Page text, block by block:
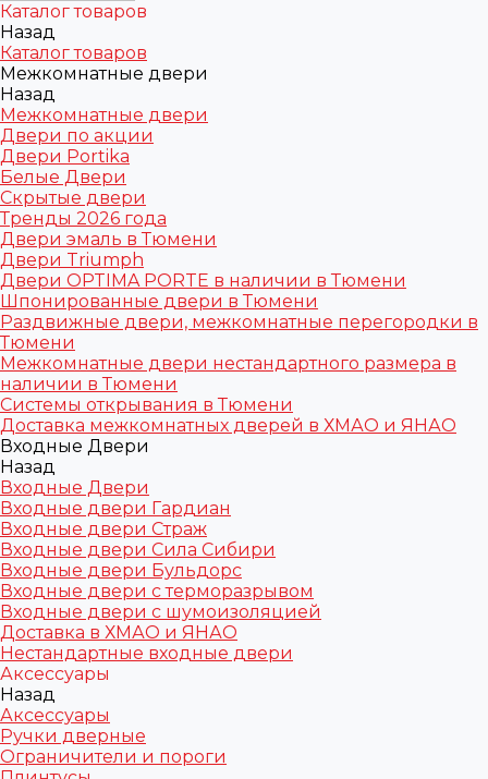
Каталог товаров
Назад
Каталог товаров
Межкомнатные двери
Назад
Межкомнатные двери
Двери по акции
Двери Portika
Белые Двери
Скрытые двери
Тренды 2026 года
Двери эмаль в Тюмени
Двери Triumph
Двери OPTIMA PORTE в наличии в Тюмени
Шпонированные двери в Тюмени
Раздвижные двери, межкомнатные перегородки в
Тюмени
Межкомнатные двери нестандартного размера в
наличии в Тюмени
Системы открывания в Тюмени
Доставка межкомнатных дверей в ХМАО и ЯНАО
Входные Двери
Назад
Входные Двери
Входные двери Гардиан
Входные двери Страж
Входные двери Сила Сибири
Входные двери Бульдорс
Входные двери с терморазрывом
Входные двери с шумоизоляцией
Доставка в ХМАО и ЯНАО
Нестандартные входные двери
Аксессуары
Назад
Аксессуары
Ручки дверные
Ограничители и пороги